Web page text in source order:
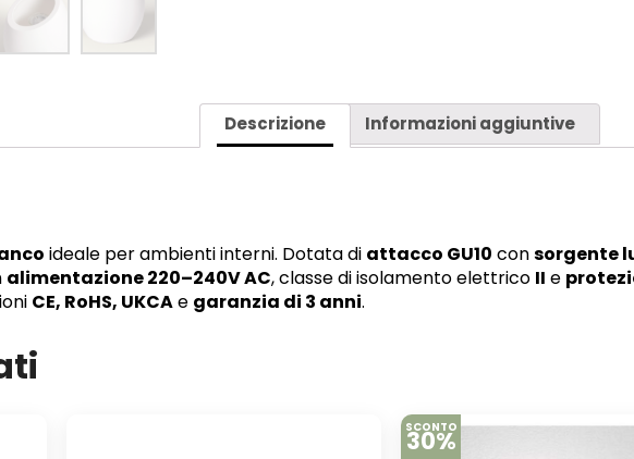
Descrizione Informazioni aggiuntive
ideale per ambienti interni. Dotata di attacco GU10 consorgente
alimentazione 220–240V AC, classe di isolamento elettrico II e
CE, RoHS, UKCAe garanzia di 3 anni.
SCONTO
30%